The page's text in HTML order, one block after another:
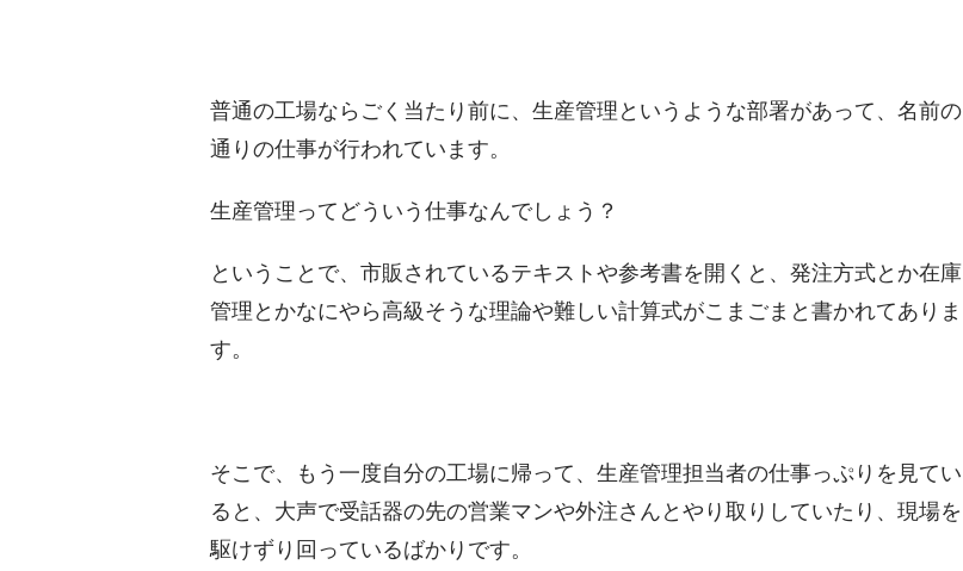
普通の工場ならごく当たり前に、生産管理というような部署があって、名前の
通りの仕事が行われています。
生産管理ってどういう仕事なんでしょう？
ということで、市販されているテキストや参考書を開くと、発注方式とか在庫
管理とかなにやら高級そうな理論や難しい計算式がこまごまと書かれてありま
す。
そこで、もう一度自分の工場に帰って、生産管理担当者の仕事っぷりを見てい
ると、大声で受話器の先の営業マンや外注さんとやり取りしていたり、現場を
駆けずり回っているばかりです。